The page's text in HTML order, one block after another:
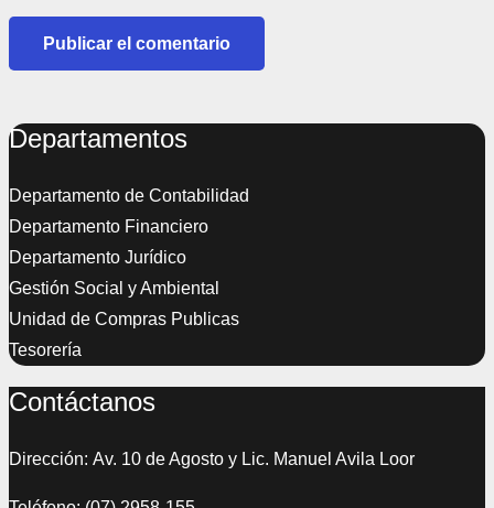
Publicar el comentario
Departamentos
Departamento de Contabilidad
Departamento Financiero
Departamento Jurídico
Gestión Social y Ambiental
Unidad de Compras Publicas
Tesorería
Contáctanos
Dirección: Av. 10 de Agosto y Lic. Manuel Avila Loor